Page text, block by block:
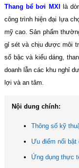
Thang bể bơi MXI
là
công trình hiện đại lựa
mỹ cao. Sản phẩm
gỉ sét và chịu được môi
số bậc và kiểu dáng,
doanh lẫn các khu nghỉ
lợi và an tâm.
Nội dung chính:
Thông số kỹ
Ưu điểm nổi bật
Ứng dụng thực